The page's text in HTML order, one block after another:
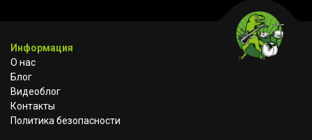
Информация
О нас
Блог
Видеоблог
Контакты
Политика безопасности